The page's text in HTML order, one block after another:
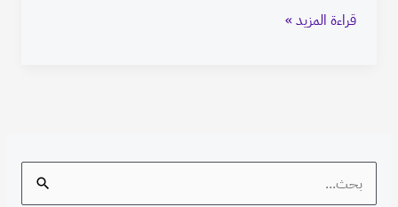
قراءة المزيد »